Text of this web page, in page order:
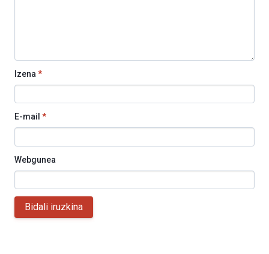
Izena *
E-mail *
Webgunea
Bidali iruzkina